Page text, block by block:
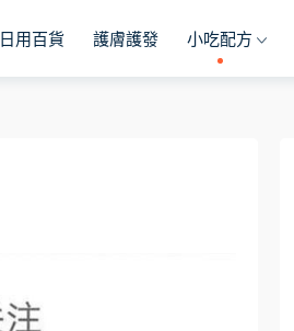
日用百貨 護膚護發 小吃配方